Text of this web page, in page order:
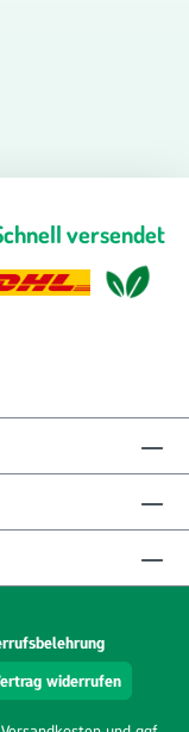
versendet
widerrufen